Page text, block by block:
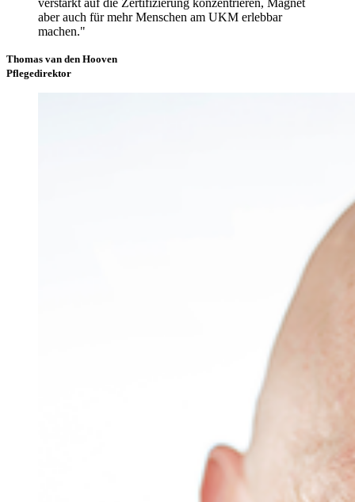
verstärkt auf die Zertifizierung konzentrieren, Magnet
aber auch für mehr Menschen am UKM erlebbar
machen."
Thomas van den Hooven
Pflegedirektor